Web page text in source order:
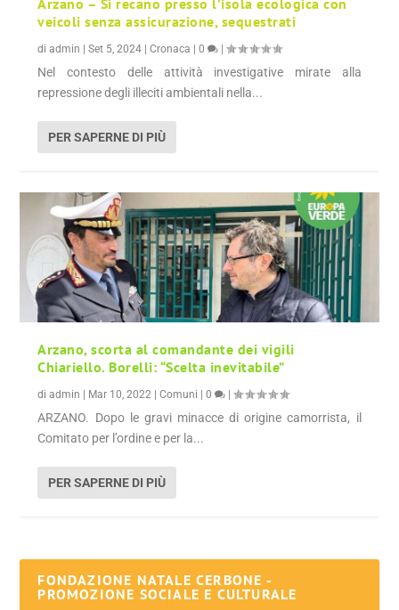
veicoli senza assicurazione, sequestrati
diadmin |Set 5, 2024 |Cronaca |0 |
Nel contesto delle attività investigative mirate alla
repressione degli illeciti ambientali nella...
PER SAPERNE DI PIÙ
Arzano, scorta al comandante dei vigili
Chiariello. Borelli: “Scelta inevitabile”
diadmin Mar 10, 2022 |Comuni |0 |
ARZANO. Dopo le gravi minacce di origine camorrista, il
Comitato per l’ordine e per la...
PER SAPERNE DI PIÙ
FONDAZIONE NATALE CERBONE -
PROMOZIONE SOCIALE E CULTURALE